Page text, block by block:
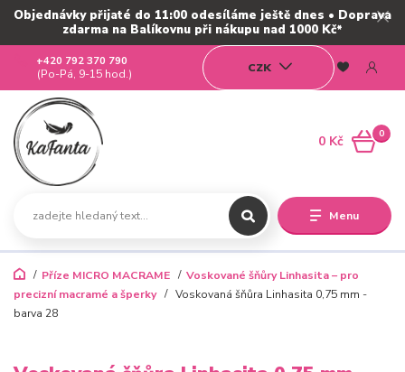
Objednávky přijaté do 11:00 odesíláme ještě dnes • Doprava
zdarma na Balíkovnu při nákupu nad 1000 Kč*
Menu
CZK
+420 792 370 790
(Po-Pá, 9-15 hod.)
0
0 Kč
Příze MICRO MACRAME
Voskované šňůry Linhasita – pro
precizní macramé a šperky
Voskovaná šňůra Linhasita 0,75 mm -
barva 28